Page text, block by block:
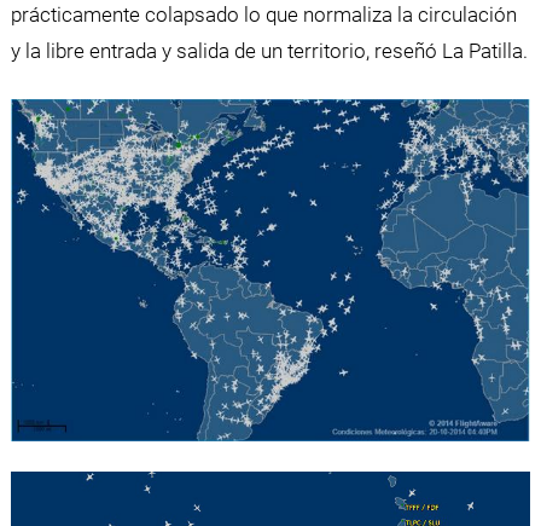
prácticamente colapsado lo que normaliza la circulación
y la libre entrada y salida de un territorio, reseñó La Patilla.